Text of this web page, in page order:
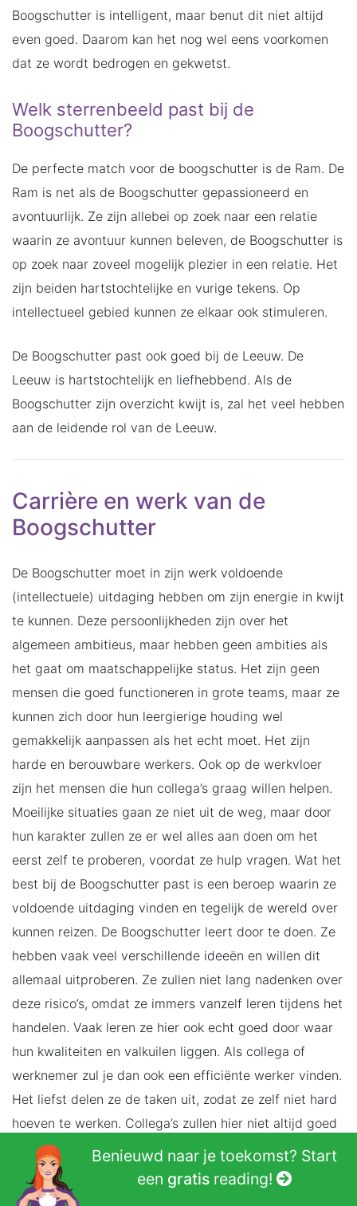
Boogschutter is intelligent, maar benut dit niet altijd
even goed. Daarom kan het nog wel eens voorkomen
dat ze wordt bedrogen en gekwetst.
Welk sterrenbeeld past bij de
Boogschutter?
De perfecte match voor de boogschutter is de Ram. De
Ram is net als de Boogschutter gepassioneerd en
avontuurlijk. Ze zijn allebei op zoek naar een relatie
waarin ze avontuur kunnen beleven, de Boogschutter is
op zoek naar zoveel mogelijk plezier in een relatie. Het
zijn beiden hartstochtelijke en vurige tekens. Op
intellectueel gebied kunnen ze elkaar ook stimuleren.
De Boogschutter past ook goed bij de Leeuw. De
Leeuw is hartstochtelijk en liefhebbend. Als de
Boogschutter zijn overzicht kwijt is, zal het veel hebben
aan de leidende rol van de Leeuw.
Carrière en werk van de
Boogschutter
De Boogschutter moet in zijn werk voldoende
(intellectuele) uitdaging hebben om zijn energie in kwijt
te kunnen. Deze persoonlijkheden zijn over het
algemeen ambitieus, maar hebben geen ambities als
het gaat om maatschappelijke status. Het zijn geen
mensen die goed functioneren in grote teams, maar ze
kunnen zich door hun leergierige houding wel
gemakkelijk aanpassen als het echt moet. Het zijn
harde en berouwbare werkers. Ook op de werkvloer
zijn het mensen die hun collega’s graag willen helpen.
Moeilijke situaties gaan ze niet uit de weg, maar door
hun karakter zullen ze er wel alles aan doen om het
eerst zelf te proberen, voordat ze hulp vragen. Wat het
best bij de Boogschutter past is een beroep waarin ze
voldoende uitdaging vinden en tegelijk de wereld over
kunnen reizen. De Boogschutter leert door te doen. Ze
hebben vaak veel verschillende ideeën en willen dit
allemaal uitproberen. Ze zullen niet lang nadenken over
deze risico’s, omdat ze immers vanzelf leren tijdens het
handelen. Vaak leren ze hier ook echt goed door waar
hun kwaliteiten en valkuilen liggen. Als collega of
werknemer zul je dan ook een efficiënte werker vinden.
Het liefst delen ze de taken uit, zodat ze zelf niet hard
hoeven te werken. Collega’s zullen hier niet altijd goed
mee om kunnen gaan, mede door het tactloze gedrag
wat de Boogschutter kan laten zien. Een beroep met
voldoende uitdaging past goed bij de Boogschutter,
Benieuwd naar je toekomst? Start
een gratisreading!